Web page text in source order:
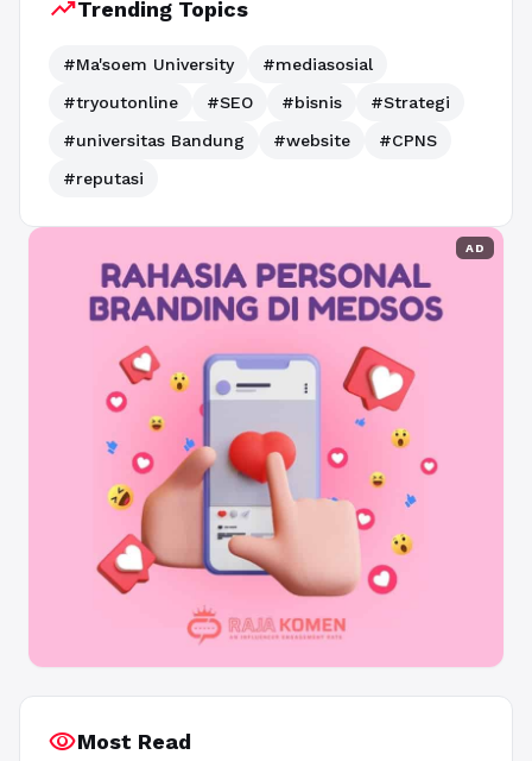
trending_upTrending Topics
#Ma'soem University
#mediasosial
#tryoutonline
#SEO #bisnis
#Strategi
#universitas Bandung
#website
#CPNS
#reputasi
AD
visibilityMost Read